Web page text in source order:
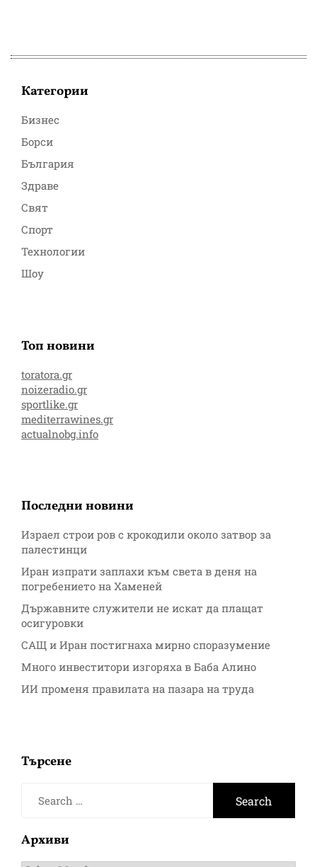
Категории
Бизнес
Борси
България
Здраве
Свят
Спорт
Технологии
Шоу
Топ новини
toratora.gr
noizeradio.gr
sportlike.gr
mediterrawines.gr
actualnobg.info
Последни новини
Израел строи ров с крокодили около затвор за
палестинци
Иран изпрати заплахи към света в деня на
погребението на Хаменей
Държавните служители не искат да плащат
осигуровки
САЩ и Иран постигнаха мирно споразумение
Много инвеститори изгоряха в Баба Алино
ИИ променя правилата на пазара на труда
Търсене
Архиви